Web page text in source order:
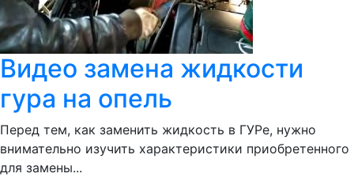
Видео замена жидкости
гура на опель
Перед тем, как заменить жидкость в ГУРе, нужно
внимательно изучить характеристики приобретенного
для замены...